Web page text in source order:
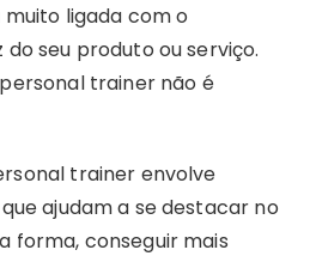
muito ligada com o
seu produto ou serviço.
trainer não é
trainer envolve
ajudam a se destacar no
forma, conseguir mais